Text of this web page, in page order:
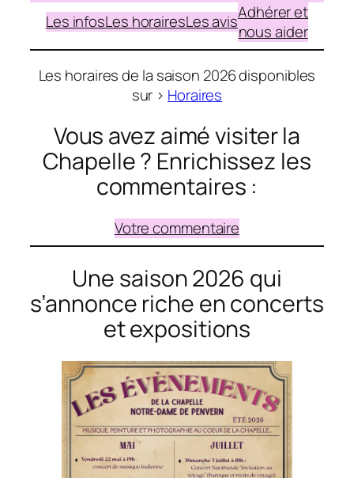
Les infosLes horairesLes avisAdhérer et
nous aider
Les horaires de la saison 2026 disponibles
sur > Horaires
Vous avez aimé visiter la
Chapelle ? Enrichissez les
commentaires :
Votre commentaire
Une saison 2026 qui
s’annonce riche en concerts
et expositions